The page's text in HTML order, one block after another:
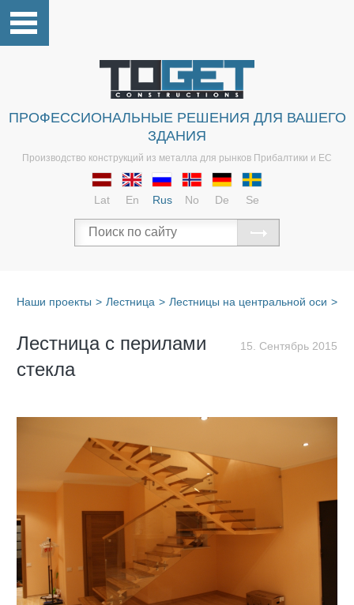
ПРОФЕССИОНАЛЬНЫЕ РЕШЕНИЯ ДЛЯ ВАШЕГО
ЗДАНИЯ
Производство конструкций из металла для рынков Прибалтики и ЕС
Lat En Rus No De Se
Наши проекты > Лестница > Лестницы на центральной оси >
15. Сентябрь 2015
Лестница с перилами
стекла